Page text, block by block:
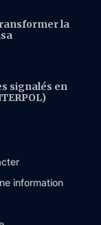
la
signalés en
information